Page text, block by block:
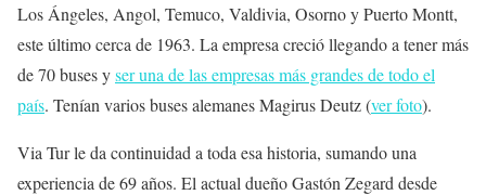
Los Ángeles, Angol, Temuco, Valdivia, Osorno y Puerto Montt,
este último cerca de 1963. La empresa creció llegando a tener más
de 70 buses yser una de las empresas más grandes de todo el
país. Tenían varios buses alemanes Magirus Deutz (ver foto).
Via Tur le da continuidad a toda esa historia, sumando una
experiencia de 69 años. El actual dueño Gastón Zegard desde